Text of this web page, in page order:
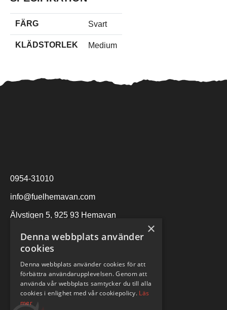
FÄRG Svart
KLÄDSTORLEK Medium
0954-31010
info@fuelhemavan.com
Älvstigen 5, 925 93 Hemavan
×
Denna webbplats använder
cookies
Denna webbplats använder cookies för att
förbättra användarupplevelsen. Genom att
använda vår webbplats samtycker du till alla
cookies i enlighet med vår cookiepolicy. Läs
mer